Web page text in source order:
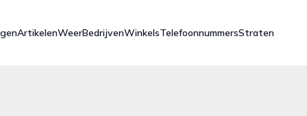
ArtikelenWeerBedrijvenWinkelsTelefoonnummersStraten